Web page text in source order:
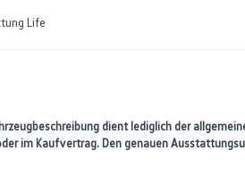
Life
dient lediglich der
im Kaufvertrag. Den genauen